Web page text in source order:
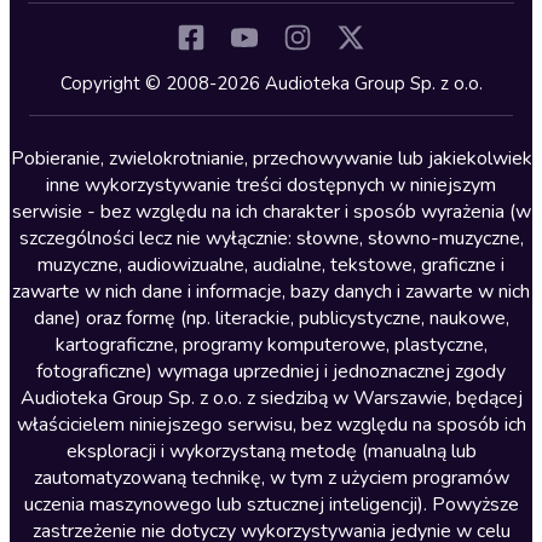
Kryminały
Lektury szkolne
Literatura anglojęzyczna
Literatura faktu
Literatura obyczajowa
Literatura piękna obca
Literatura piękna polska
Nagrania relaksacyjne
Nauka języków
Nauki humanistyczne
Podcasty i audycje
Polityka
Copyright © 2008-2026 Audioteka Group Sp. z o.o.
Pobieranie, zwielokrotnianie, przechowywanie lub jakiekolwiek
inne wykorzystywanie treści dostępnych w niniejszym
serwisie - bez względu na ich charakter i sposób wyrażenia (w
szczególności lecz nie wyłącznie: słowne, słowno-muzyczne,
muzyczne, audiowizualne, audialne, tekstowe, graficzne i
zawarte w nich dane i informacje, bazy danych i zawarte w nich
dane) oraz formę (np. literackie, publicystyczne, naukowe,
kartograficzne, programy komputerowe, plastyczne,
fotograficzne) wymaga uprzedniej i jednoznacznej zgody
Audioteka Group Sp. z o.o. z siedzibą w Warszawie, będącej
właścicielem niniejszego serwisu, bez względu na sposób ich
eksploracji i wykorzystaną metodę (manualną lub
zautomatyzowaną technikę, w tym z użyciem programów
uczenia maszynowego lub sztucznej inteligencji). Powyższe
zastrzeżenie nie dotyczy wykorzystywania jedynie w celu